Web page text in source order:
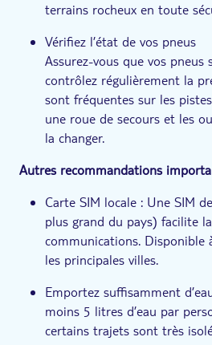
terrains rocheux en toute
Vérifiez l’état de vos pneus
Assurez-vous que vos
contrôlez régulièrement la
sont fréquentes sur les
une roue de secours et les
la changer.
Autres recommandations
Carte SIM locale : Une SIM
plus grand du pays) facilite
communications. Disponible
les principales villes.
Emportez suffisamment
moins 5 litres d’eau par
certains trajets sont très